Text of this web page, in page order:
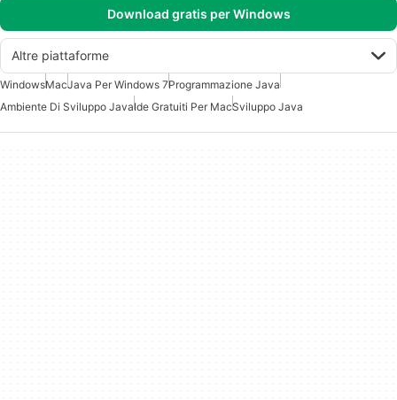
Download gratis per Windows
Altre piattaforme
WindowsMacJava Per Windows 7Programmazione Java
Ambiente Di Sviluppo JavaIde Gratuiti Per MacSviluppo Java